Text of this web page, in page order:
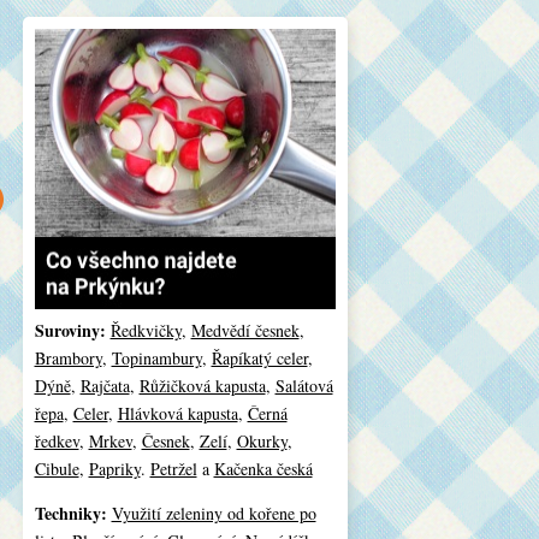
Suroviny: Ředkvičky, Medvědí česnek,
Brambory, Topinambury, Řapíkatý celer,
Dýně, Rajčata, Růžičková kapusta, Salátová
řepa, Celer, Hlávková kapusta, Černá
ředkev, Mrkev, Česnek, Zelí, Okurky,
Cibule, Papriky. Petržela Kačenka česká
Techniky: Využití zeleniny od kořene po